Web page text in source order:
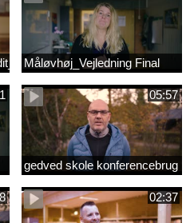
Måløvhøj_Vejledning Final
05:57
gedved skole konferencebrug
02:37